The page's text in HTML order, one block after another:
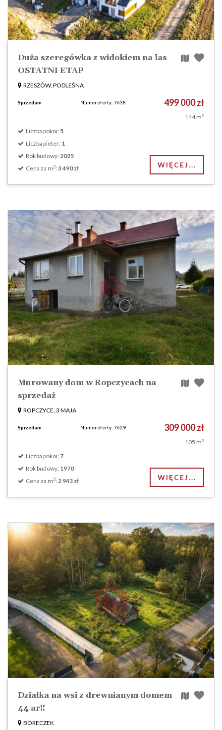
Duża szeregówka z widokiem na las
OSTATNI ETAP
RZESZÓW, PODLEŚNA
Sprzedam Numer oferty: 7638 499 000 zł
144 m2
Liczba pokoi: 5
Liczba pieter: 1
Rok budowy:2025
Cena za m2:3 490 zł WIĘCEJ...
Murowany dom w Ropczycach na
sprzedaż
ROPCZYCE, 3 MAJA
Sprzedam Numer oferty: 7629 309 000 zł
105 m2
Liczba pokoi: 7
Rok budowy: 1970
Cena za m2:2 943 zł WIĘCEJ...
Działka na wsi z drewnianym domem
44 ar!!
BORECZEK